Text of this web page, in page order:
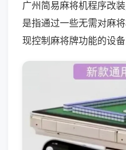
广州简易麻将机程序改
是指通过一些无需对麻
现控制麻将牌功能的设备